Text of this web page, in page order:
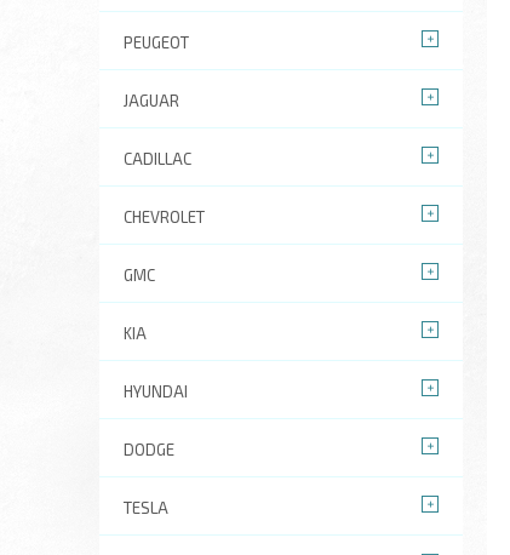
PEUGEOT
JAGUAR
CADILLAC
CHEVROLET
GMC
KIA
HYUNDAI
DODGE
TESLA